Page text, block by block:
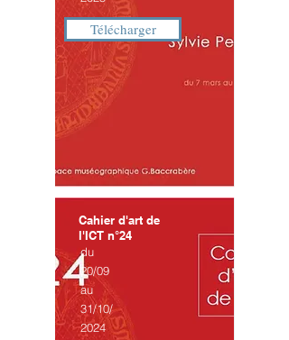
Télécharger
Cahier d'art de
l'ICT n°24
du
20/09
au
31/10/
2024